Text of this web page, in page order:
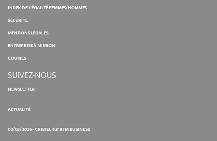
INDEX DE L'ÉGALITÉ FEMMES/HOMMES
SÉCURITÉ
MENTIONS LÉGALES
ENTREPRISE À MISSION
COOKIES
SUIVEZ-NOUS
NEWSLETTER
ACTUALITÉ
02/03/2026 - CRISTEL sur BFM BUSINESS